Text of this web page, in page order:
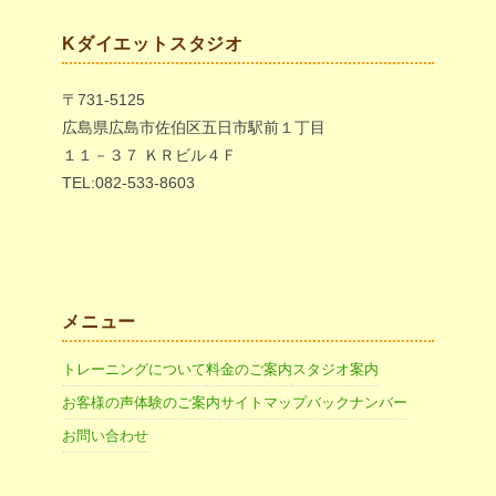
Kダイエットスタジオ
〒731-5125
広島県広島市佐伯区五日市駅前１丁目
１１－３７ ＫＲビル４Ｆ
TEL:082-533-8603
メニュー
トレーニングについて料金のご案内 スタジオ案内
お客様の声体験のご案内サイトマップバックナンバー
お問い合わせ